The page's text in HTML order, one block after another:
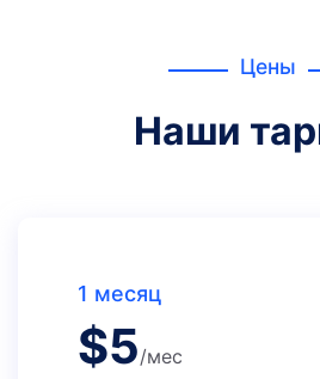
Цены
Наши
1 месяц
$5/мес